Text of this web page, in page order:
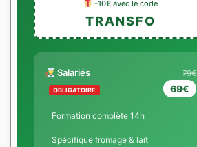
-10€ avec le code
TRANSFO
Salariés
OBLIGATOIRE
79€
69€
Formation complète 14h
Spécifique fromage & lait